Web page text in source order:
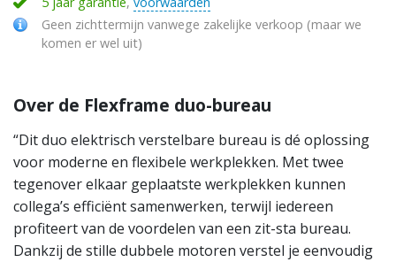
Geen zichttermijn vanwege zakelijke verkoop (maar we
komen er wel uit)
Over de Flexframe duo-bureau
“Dit duo elektrisch verstelbare bureau is dé oplossing
voor moderne en flexibele werkplekken. Met twee
tegenover elkaar geplaatste werkplekken kunnen
collega’s efficiënt samenwerken, terwijl iedereen
profiteert van de voordelen van een zit-sta bureau.
Dankzij de stille dubbele motoren verstel je eenvoudig